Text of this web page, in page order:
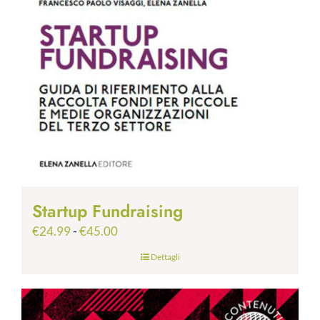
Startup Fundraising
€24.99-€45.00Fascia
€24.99
Dettagli